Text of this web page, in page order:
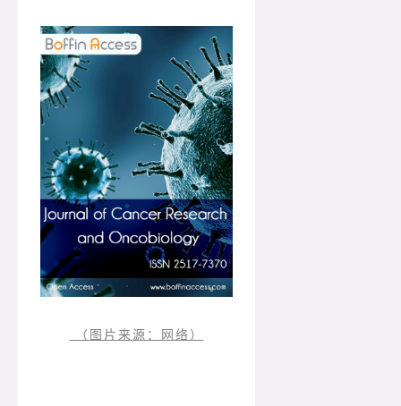
（图片来源：网络）